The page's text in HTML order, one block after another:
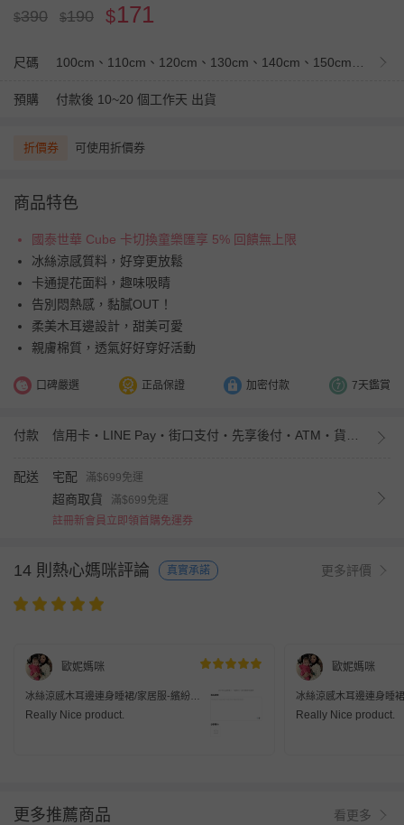
$390 $190 $171
尺碼
預購 付款後 10~20 個工作天 出貨
折價券 可使用折價券
商品特色
國泰世華 Cube 卡切換童樂匯享 5% 回饋無上限
冰絲涼感質料，好穿更放鬆
卡通提花面料，趣味吸睛
告別悶熱感，黏膩OUT！
柔美木耳邊設計，甜美可愛
親膚棉質，透氣好好穿好活動
口碑嚴選 正品保證 加密付款 7天鑑賞
付款
配送 宅配 滿$699免運
超商取貨
滿$699免運
註冊新會員立即領首購免運券
14 則熱心媽咪評論 真實承諾 更多評價
歐妮媽咪
冰絲涼感木耳邊連身睡裙/家居服-繽紛愛
心-白色
Really Nice product.
歐妮媽咪
冰絲涼感木耳邊連身睡
心-白色
Really Nice product.
更多推薦商品 看更多